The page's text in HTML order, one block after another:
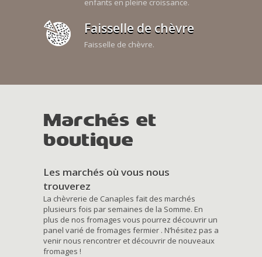
enfants en pleine croissance.
Faisselle de chèvre
Faisselle de chèvre.
Marchés et
boutique
Les marchés où vous nous
trouverez
La chèvrerie de Canaples fait des marchés
plusieurs fois par semaines de la Somme. En
plus de nos fromages vous pourrez découvrir un
panel varié de fromages fermier . N’hésitez pas a
venir nous rencontrer et découvrir de nouveaux
fromages !